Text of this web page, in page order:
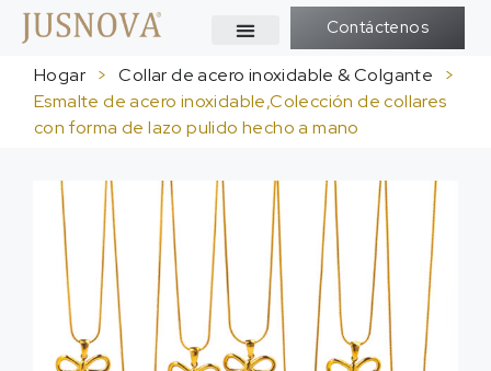
Contáctenos
Hogar > Collar de acero inoxidable & Colgante
>
Esmalte de acero inoxidable,Colección de collares
con forma de lazo pulido hecho a mano